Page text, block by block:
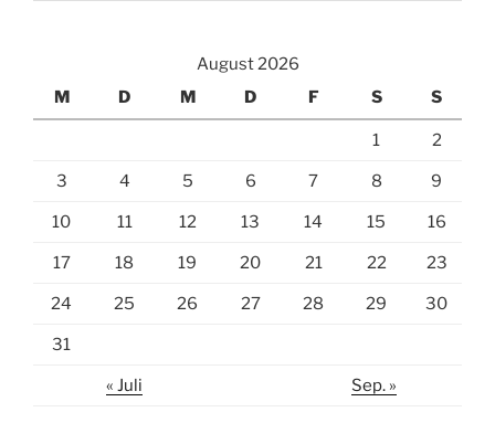
August 2026
M
D M D F S S
1 2
3 4 5 6 7 8 9
10 11 12 13 14 15 16
17 18 19 20 21 22 23
24 25 26 27 28 29 30
31
« Juli Sep. »